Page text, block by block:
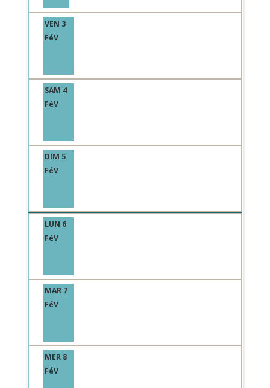
VEN 3
FéV
SAM 4
FéV
DIM 5
FéV
LUN 6
FéV
MAR 7
FéV
MER 8
FéV